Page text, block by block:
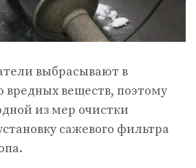
выбрасывают в
вредных веществ, поэтому
из мер очистки
сажевого фильтра